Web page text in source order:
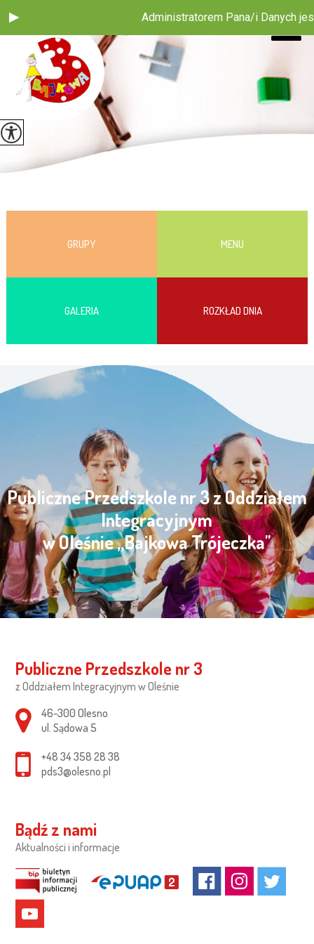
Administratorem Pana/i Danych
GRUPY MENU
GALERIA ROZKŁAD DNIA
Publiczne Przedszkole nr 3 z Oddziałem
Integracyjnym
w Oleśnie „Bajkowa Trójeczka"
Publiczne Przedszkole nr 3
z Oddziałem Integracyjnym w Oleśnie
Adres pocztowy:
46-300 Olesno
ul. Sądowa 5
+48 34 358 28 38
pds3@olesno.pl
Bądź z nami
Aktualności i informacje